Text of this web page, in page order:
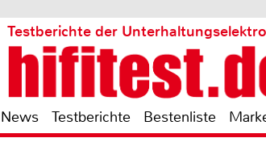
Testberichte der
News Testberichte Bestenliste